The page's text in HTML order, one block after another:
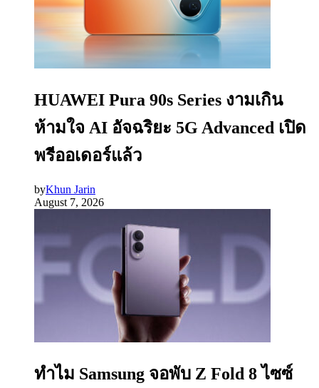
HUAWEI Pura 90s Series งามเกิน
ห้ามใจ AI อัจฉริยะ 5G Advanced เปิด
พรีออเดอร์แล้ว
byKhun Jarin
August 7, 2026
ทำไม Samsung จอพับ Z Fold 8 ไซซ์